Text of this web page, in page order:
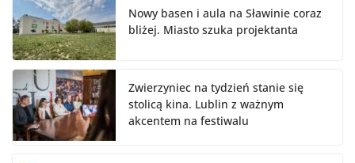
Nowy basen i aula na Sławinie coraz
bliżej. Miasto szuka projektanta
Zwierzyniec na tydzień stanie się
stolicą kina. Lublin z ważnym
akcentem na festiwalu